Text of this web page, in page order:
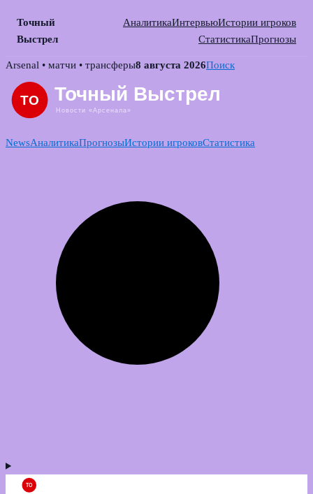
Точный
Выстрел
АналитикаИнтервьюИстории игроков
СтатистикаПрогнозы
Skip
content
Arsenal • матчи • трансферы8 августа 2026Поиск
NewsАналитикаПрогнозыИстории игроковСтатистика